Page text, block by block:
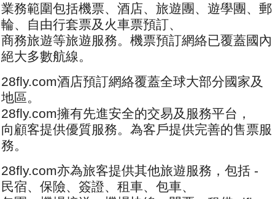
業務範圍包括機票、酒店、旅遊團、遊學團、郵
輪、自由行套票及火車票預訂、
商務旅遊等旅遊服務。機票預訂網絡已覆蓋國內
絕大多數航線。
28fly.com酒店預訂網絡覆蓋全球大部分國家及
地區。
28fly.com擁有先進安全的交易及服務平台，
向顧客提供優質服務。為客戶提供完善的售票服
務。
28fly.com亦為旅客提供其他旅遊服務，包括 -
民宿、保險、簽證、租車、包車、